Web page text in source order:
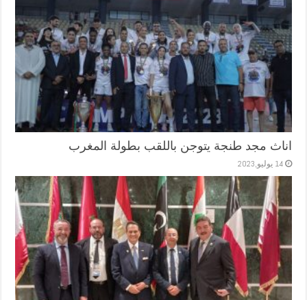
اناث مجد طنجة يتوجن باللقب بطولة المغرب
14 يوليو,2023